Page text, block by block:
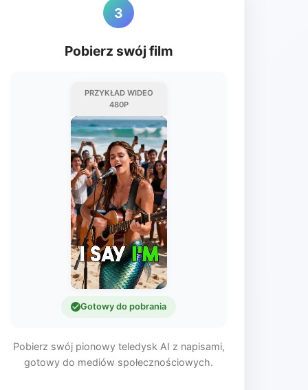
3
Pobierz swój film
PRZYKŁAD WIDEO
480P
Gotowy do pobrania
Pobierz swój pionowy teledysk AI z napisami,
gotowy do mediów społecznościowych.